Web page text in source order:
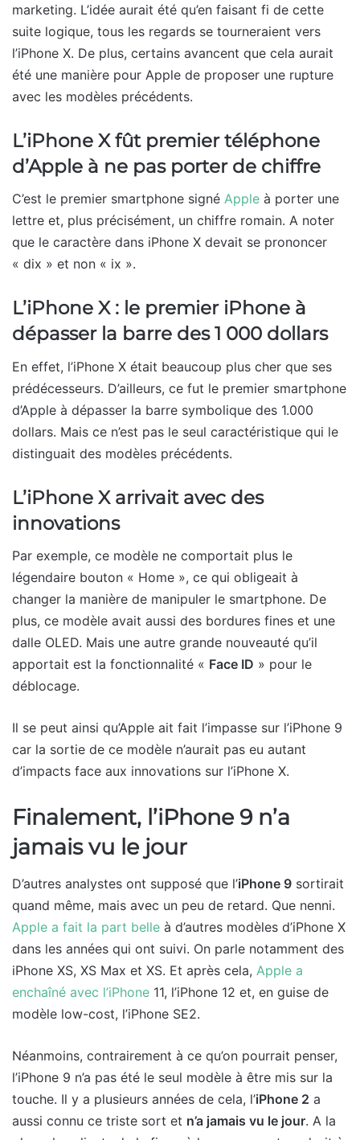
marketing. L’idée aurait été qu’en faisant fi de cette
suite logique, tous les regards se tourneraient vers
l’iPhone X. De plus, certains avancent que cela aurait
été une manière pour Apple de proposer une rupture
avec les modèles précédents.
L’iPhone X fût premier téléphone
d’Apple à ne pas porter de chiffre
C’est le premier smartphone signé Apple à porter une
lettre et, plus précisément, un chiffre romain. A noter
que le caractère dans iPhone X devait se prononcer
« dix » et non « ix ».
L’iPhone X : le premier iPhone à
dépasser la barre des 1 000 dollars
En effet, l’iPhone X était beaucoup plus cher que ses
prédécesseurs. D’ailleurs, ce fut le premier smartphone
d’Apple à dépasser la barre symbolique des 1.000
dollars. Mais ce n’est pas le seul caractéristique qui le
distinguait des modèles précédents.
L’iPhone X arrivait avec des
innovations
Par exemple, ce modèle ne comportait plus le
légendaire bouton « Home », ce qui obligeait à
changer la manière de manipuler le smartphone. De
plus, ce modèle avait aussi des bordures fines et une
dalle OLED. Mais une autre grande nouveauté qu’il
apportait est la fonctionnalité « Face ID » pour le
déblocage.
Il se peut ainsi qu’Apple ait fait l’impasse sur l’iPhone 9
car la sortie de ce modèle n’aurait pas eu autant
d’impacts face aux innovations sur l’iPhone X.
Finalement, l’iPhone 9 n’a
jamais vu le jour
D’autres analystes ont supposé que l’iPhone 9 sortirait
quand même, mais avec un peu de retard. Que nenni.
Apple a fait la part belle à d’autres modèles d’iPhone X
dans les années qui ont suivi. On parle notamment des
iPhone XS, XS Max et XS. Et après cela, Apple a
enchaîné avec l’iPhone 11, l’iPhone 12 et, en guise de
modèle low-cost, l’iPhone SE2.
Néanmoins, contrairement à ce qu’on pourrait penser,
l’iPhone 9 n’a pas été le seul modèle à être mis sur la
touche. Il y a plusieurs années de cela, l’iPhone 2 a
aussi connu ce triste sort et n’a jamais vu le jour. A la